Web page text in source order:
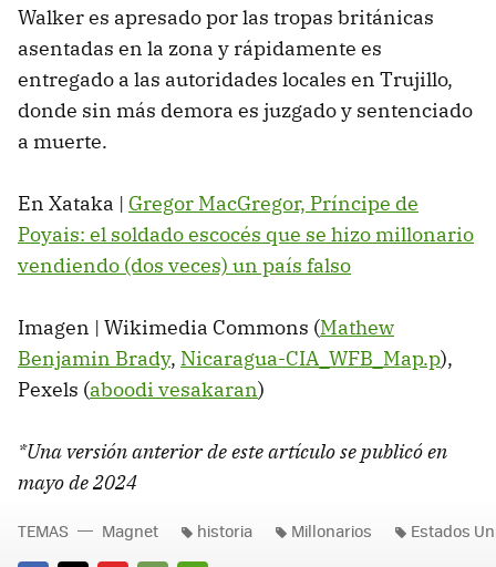
Walker es apresado por las tropas británicas
asentadas en la zona y rápidamente es
entregado a las autoridades locales en Trujillo,
donde sin más demora es juzgado y sentenciado
a muerte.
En Xataka | Gregor MacGregor, Príncipe de
Poyais: el soldado escocés que se hizo millonario
vendiendo (dos veces) un país falso
Imagen | Wikimedia Commons (Mathew
Benjamin Brady, Nicaragua-CIA_WFB_Map.p),
Pexels (aboodi vesakaran)
*Una versión anterior de este artículo se publicó en
mayo de 2024
TEMAS Magnet historia Millonarios Estados